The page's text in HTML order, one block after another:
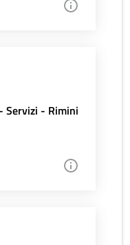
Servizi - Rimini